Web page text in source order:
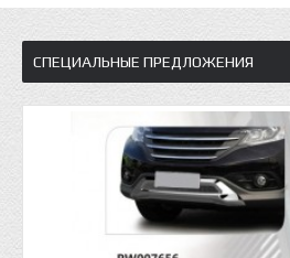
СПЕЦИАЛЬНЫЕ ПРЕДЛОЖЕНИЯ